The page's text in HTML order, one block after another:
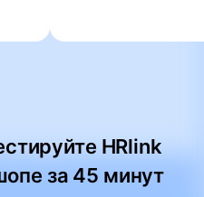
HRlink
за 45 минут